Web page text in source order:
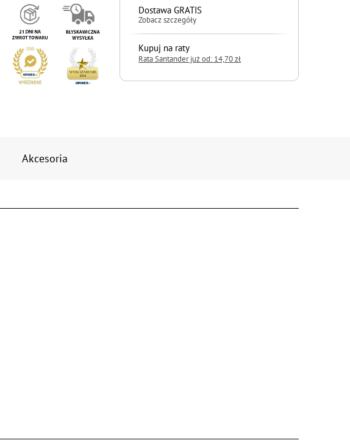
Dostawa GRATIS
Zobacz szczegóły
Kupuj na raty
Rata Santander już od: 14,70 zł
Akcesoria